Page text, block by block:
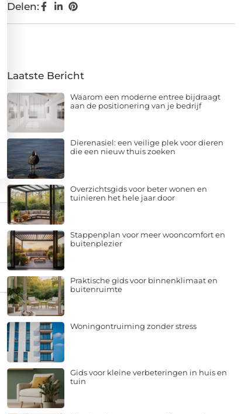
Delen:
Laatste Bericht
Waarom een moderne entree bijdraagt
aan de positionering van je bedrijf
Dierenasiel: een veilige plek voor dieren
die een nieuw thuis zoeken
Overzichtsgids voor beter wonen en
tuinieren het hele jaar door
Stappenplan voor meer wooncomfort en
buitenplezier
Praktische gids voor binnenklimaat en
buitenruimte
Woningontruiming zonder stress
Gids voor kleine verbeteringen in huis en
tuin